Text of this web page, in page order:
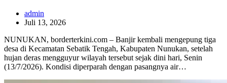
admin
Juli 13, 2026
NUNUKAN, borderterkini.com – Banjir kembali mengepung tiga
desa di Kecamatan Sebatik Tengah, Kabupaten Nunukan, setelah
hujan deras mengguyur wilayah tersebut sejak dini hari, Senin
(13/7/2026). Kondisi diperparah dengan pasangnya air…